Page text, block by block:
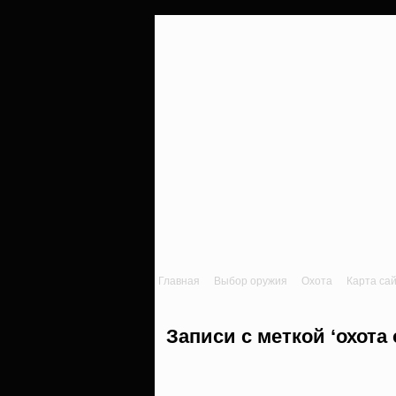
Главная Выбор оружия Охота Карта
Записи с меткой ‘охота